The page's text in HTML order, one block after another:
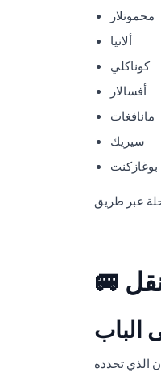
محموتلار
ألانيا
كوناكلي
أفسالار
مانافغات
سيريك
بوغازكنت
الباب